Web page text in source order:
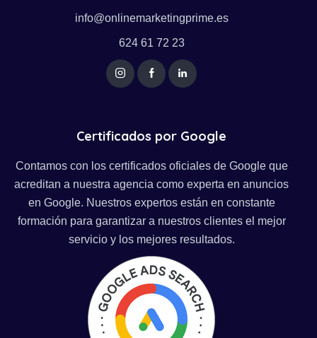
info@onlinemarketingprime.es
624 61 72 23
Certificados por Google
Contamos con los certificados oficiales de Google que
acreditan a nuestra agencia como experta en anuncios
en Google. Nuestros expertos están en constante
formación para garantizar a nuestros clientes el mejor
servicio y los mejores resultados.